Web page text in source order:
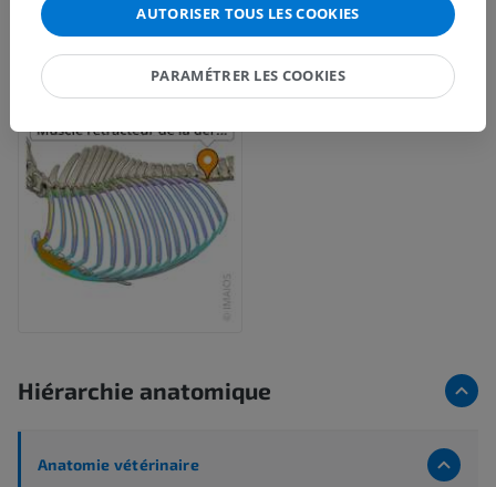
Hiérarchie anatomique
Anatomie vétérinaire
AUTORISER TOUS LES COOKIES
PARAMÉTRER LES COOKIES